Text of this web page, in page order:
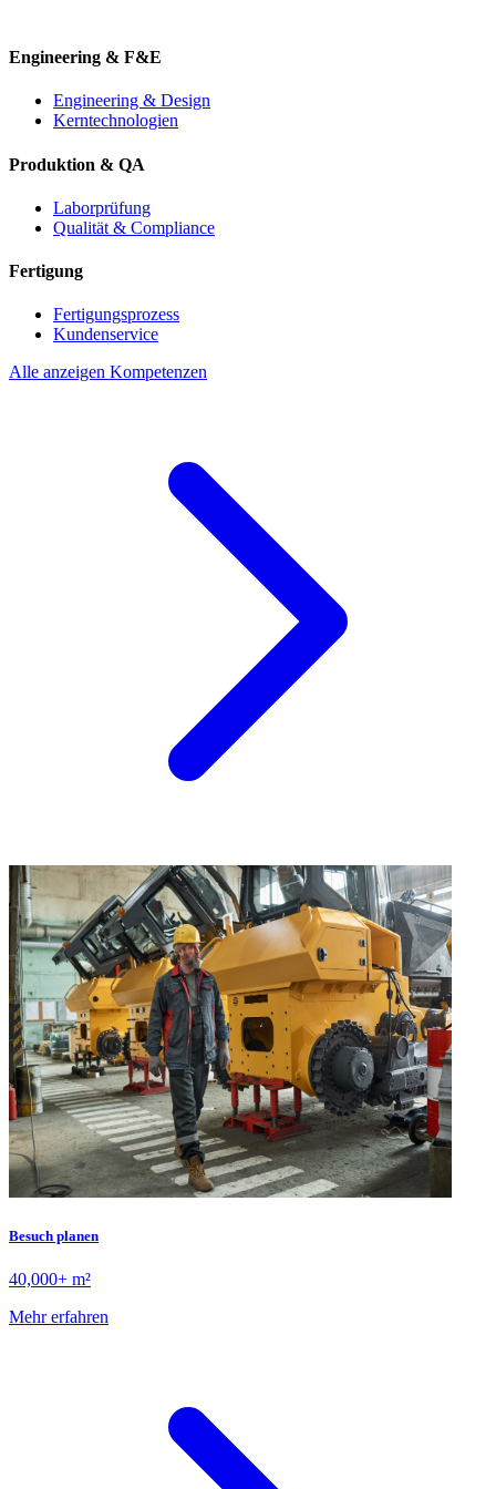
Engineering & F&E
Engineering & Design
Kerntechnologien
Produktion & QA
Laborprüfung
Qualität & Compliance
Fertigung
Fertigungsprozess
Kundenservice
Alle anzeigen Kompetenzen
Besuch planen
40,000+ m²
Mehr erfahren